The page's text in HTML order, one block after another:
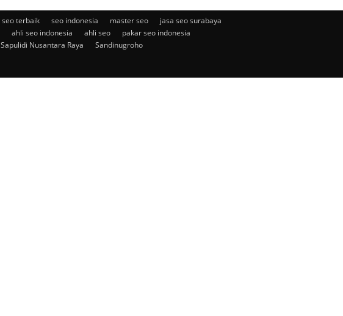
seo terbaik seo indonesia master seo
jasa seo surabaya
ahli seo indonesia ahli seo
pakar seo indonesia
Sapulidi Nusantara Raya Sandinugroho